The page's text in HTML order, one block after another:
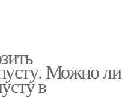
Можно ли
в